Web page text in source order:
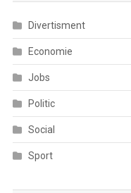
Divertisment
Economie
Jobs
Politic
Social
Sport